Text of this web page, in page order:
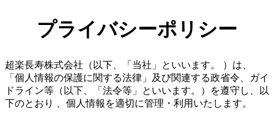
プライバシーポリシー
超楽長寿株式会社（以下、「当社」といいます。 ）は、
「個人情報の保護に関する法律」及び関連する政省令、ガイ
ドライン等（以下、「法令等」といいます。）を遵守し、以
下のとおり 、個人情報を適切に管理・利用いたします。